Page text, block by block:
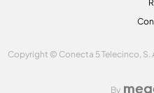
Copyright © Conecta 5 Telecinco, S.
By